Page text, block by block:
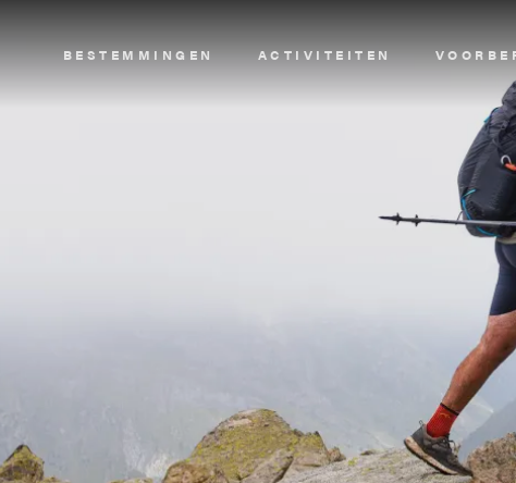
BESTEMMINGEN ACTIVITEITEN
Image